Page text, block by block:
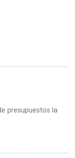
presupuestos la